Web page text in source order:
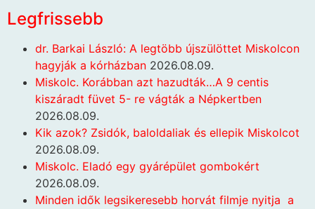
Legfrissebb
dr. Barkai László: A legtöbb újszülöttet Miskolcon
hagyják a kórházban 2026.08.09.
Miskolc. Korábban azt hazudták…A 9 centis
kiszáradt füvet 5- re vágták a Népkertben
2026.08.09.
Kik azok? Zsidók, baloldaliak és ellepik Miskolcot
2026.08.09.
Miskolc. Eladó egy gyárépület gombokért
2026.08.09.
Minden idők legsikeresebb horvát filmje nyitja a